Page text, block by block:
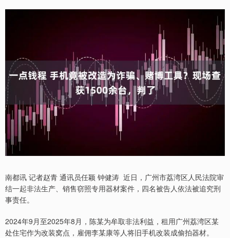
南都讯 记者赵青 通讯员任颖 钟健涛 近日，广州市荔湾区人民法院审
结一起非法生产、销售窃照专用器材案件，四名被告人依法被追究刑
事责任。
2024年9月至2025年8月，陈某为牟取非法利益，租用广州荔湾区某
处住宅作为改装窝点，雇佣李某康等人将旧手机改装成偷拍器材。